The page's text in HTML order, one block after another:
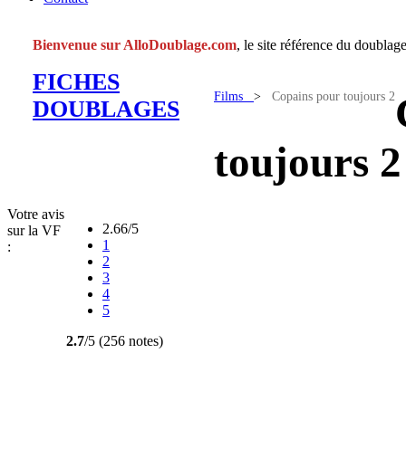
Bienvenue sur AlloDoublage.com, le site référence du
FICHES
DOUBLAGES
Films > Copains pour toujours 2
toujours 2
Votre avis
sur la VF
:
2.66/5
1
2
3
4
5
2.7/5 (256 notes)